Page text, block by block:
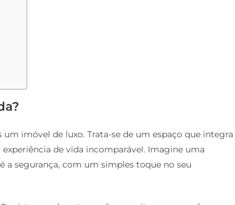
imóvel de luxo. Trata-se de um espaço que integra
de vida incomparável. Imagine uma
a segurança, com um simples toque no seu